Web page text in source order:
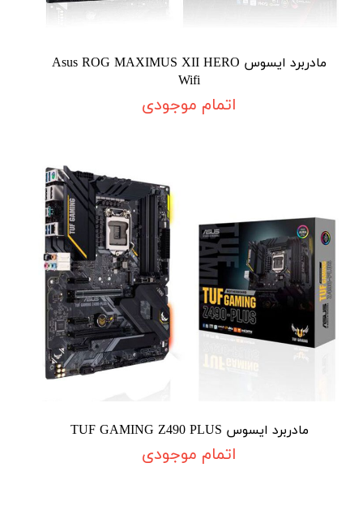
مادربرد ایسوس Asus ROG MAXIMUS XII HERO
Wifi
اتمام موجودی
مادربرد ایسوس TUF GAMING Z490 PLUS
اتمام موجودی